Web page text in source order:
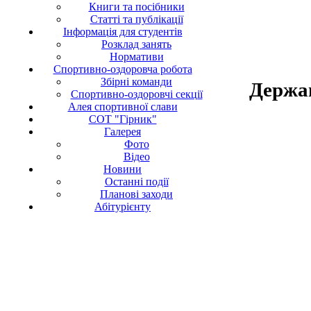
Книги та посібники
Статті та публікації
Інформація для студентів
Розклад занять
Нормативи
Спортивно-оздоровча робота
Збірні команди
Спортивно-оздоровчі секції
Алея спортивної слави
СОТ "Гірник"
Галерея
Фото
Відео
Новини
Останні події
Планові заходи
Абітурієнту